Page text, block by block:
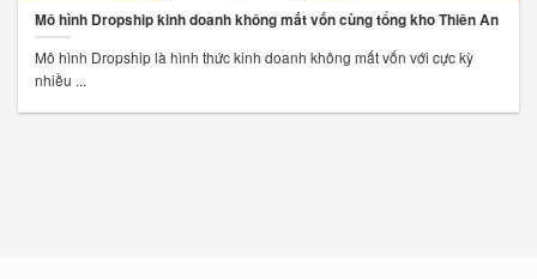
Mô hình Dropship kinh doanh không mất vốn cùng tổng kho Thiên An
Mô hình Dropship là hình thức kinh doanh không mất vốn với cực kỳ
nhiều ...